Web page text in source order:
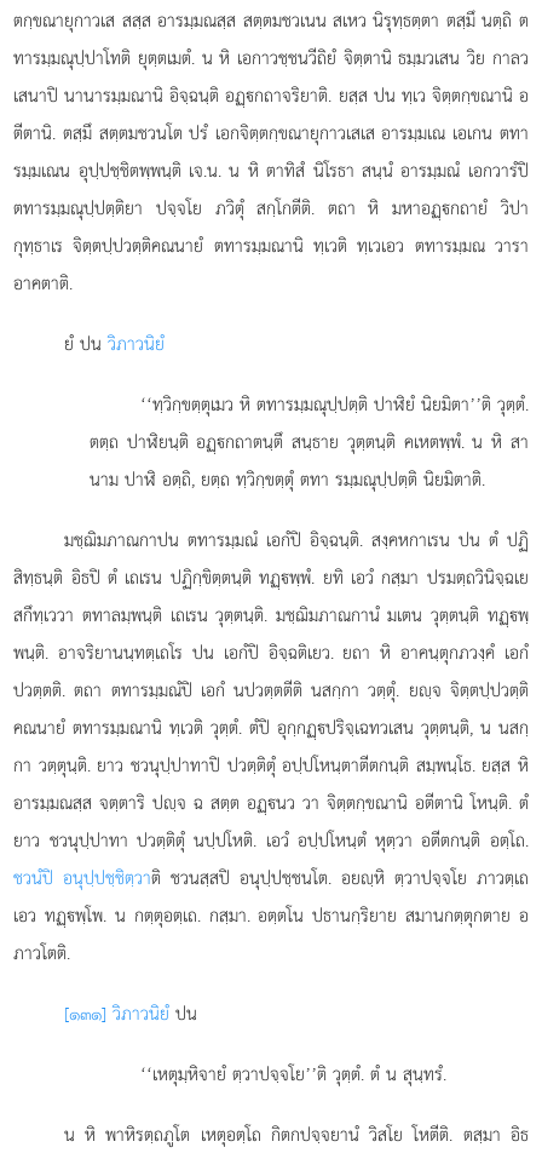
ตกฺขณายุกาวเส สสฺส อารมฺมณสฺส สตฺตมชวเนน สเหว นิรุทฺธตฺตา ตสฺมึ นตฺถิ ต
ทารมฺมณุปฺปาโทติ ยุตฺตเมตํ. น หิ เอกาวชฺชนวีถิยํ จิตฺตานิ ธมฺมวเสน วิย กาลว
เสนาปิ นานารมฺมณานิ อิจฺฉนฺติ อฏฺกถาจริยาติ. ยสฺส ปน ทฺเว จิตฺตกฺขณานิ อ
ตีตานิ. ตสฺมึ สตฺตมชวนโต ปรํ เอกจิตฺตกฺขณายุกาวเสเส อารมฺมเณ เอเกน ตทา
รมฺมเณน อุปฺปชฺชิตพฺพนฺติ เจ.น. น หิ ตาทิสํ นิโรธา สนฺนํ อารมฺมณํ เอกวารํปิ
ตทารมฺมณุปฺปตฺติยา ปจฺจโย ภวิตุํ สกฺโกตีติ. ตถา หิ มหาอฏฺกถายํ วิปา
กุทฺธาเร จิตฺตปฺปวตฺติคณนายํ ตทารมฺมณานิ ทฺเวติ ทฺเวเอว ตทารมฺมณ วารา
อาคตาติ.
ยํ ปนวิภาวนิยํ
‘‘ทฺวิกฺขตฺตุเมว หิ ตทารมฺมณุปฺปตฺติ ปาฬิยํ นิยมิตา’’ติ วุตฺตํ.
ตตฺถ ปาฬิยนฺติ อฏฺกถาตนฺตึ สนฺธาย วุตฺตนฺติ คเหตพฺพํ. น หิ สา
นาม ปาฬิ อตฺถิ, ยตฺถ ทฺวิกฺขตฺตุํ ตทา รมฺมณุปฺปตฺติ นิยมิตาติ.
มชฺฌิมภาณกาปน ตทารมฺมณํ เอกํปิ อิจฺฉนฺติ. สงฺคหกาเรน ปน ตํ ปฏิ
สิทฺธนฺติ อิธปิ ตํ เถเรน ปฏิกฺขิตฺตนฺติ ทฏฺพฺพํ. ยทิ เอวํ กสฺมา ปรมตฺถวินิจฺฉเย
สกึทฺเววา ตทาลมฺพนฺติ เถเรน วุตฺตนฺติ. มชฺฌิมภาณกานํ มเตน วุตฺตนฺติ ทฏฺพฺ
พนฺติ. อาจริยานนฺทตฺเถโร ปน เอกํปิ อิจฺฉติเยว. ยถา หิ อาคนฺตุกภวงฺคํ เอกํ
ปวตฺตติ. ตถา ตทารมฺมณํปิ เอกํ นปวตฺตตีติ นสกฺกา วตฺตุํ. ยฺจ จิตฺตปฺปวตฺติ
คณนายํ ตทารมฺมณานิ ทฺเวติ วุตฺตํ. ตํปิ อุกฺกฏฺปริจฺเฉทวเสน วุตฺตนฺติ, น นสกฺ
กา วตฺตุนฺติ. ยาว ชวนุปฺปาทาปิ ปวตฺติตุํ อปฺปโหนฺตาตีตกนฺติ สมฺพนฺโธ. ยสฺส หิ
อารมฺมณสฺส จตฺตาริ ปฺจ ฉ สตฺต อฏฺนว วา จิตฺตกฺขณานิ อตีตานิ โหนฺติ. ตํ
ยาว ชวนุปฺปาทา ปวตฺติตุํ นปฺปโหติ. เอวํ อปฺปโหนฺตํ หุตฺวา อตีตกนฺติ อตฺโถ.
ชวนํปิ อนุปฺปชฺชิตฺวาติ ชวนสฺสปิ อนุปฺปชฺชนโต. อยฺหิ ตฺวาปจฺจโย ภาวตฺเถ
เอว ทฏฺพฺโพ. น กตฺตุอตฺเถ. กสฺมา. อตฺตโน ปธานกฺริยาย สมานกตฺตุกตาย อ
ภาวโตติ.
[๑๓๑] วิภาวนิยํ ปน
‘‘เหตุมฺหิจายํ ตฺวาปจฺจโย’’ติ วุตฺตํ. ตํ น สุนฺทรํ.
น หิ พาหิรตฺถภูโต เหตุอตฺโถ กิตกปจฺจยานํ วิสโย โหตีติ. ตสฺมา อิธ